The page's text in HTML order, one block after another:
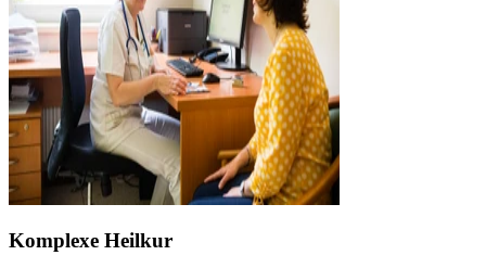
Komplexe Heilkur